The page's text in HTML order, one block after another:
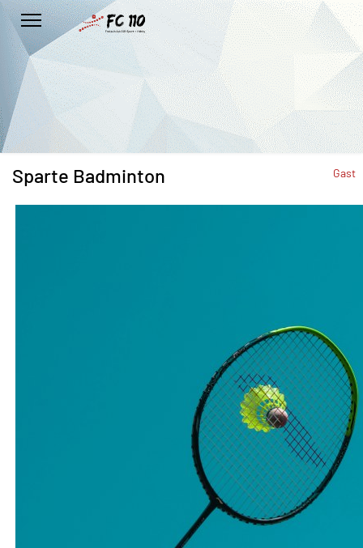
Gast
Sparte Badminton